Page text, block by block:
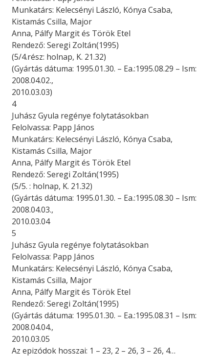
Munkatárs: Kelecsényi László, Kónya Csaba,
Kistamás Csilla, Major
Anna, Pálfy Margit és Török Etel
Rendező: Seregi Zoltán(1995)
(5/4.rész: holnap, K. 21.32)
(Gyártás dátuma: 1995.01.30. – Ea.:1995.08.29 – Ism:
2008.04.02.,
2010.03.03)
4
Juhász Gyula regénye folytatásokban
Felolvassa: Papp János
Munkatárs: Kelecsényi László, Kónya Csaba,
Kistamás Csilla, Major
Anna, Pálfy Margit és Török Etel
Rendező: Seregi Zoltán(1995)
(5/5. : holnap, K. 21.32)
(Gyártás dátuma: 1995.01.30. – Ea.:1995.08.30 – Ism:
2008.04.03.,
2010.03.04
5
Juhász Gyula regénye folytatásokban
Felolvassa: Papp János
Munkatárs: Kelecsényi László, Kónya Csaba,
Kistamás Csilla, Major
Anna, Pálfy Margit és Török Etel
Rendező: Seregi Zoltán(1995)
(Gyártás dátuma: 1995.01.30. – Ea.:1995.08.31 – Ism:
2008.04.04.,
2010.03.05
Az epizódok hosszai: 1 – 23, 2 – 26, 3 – 26, 4…